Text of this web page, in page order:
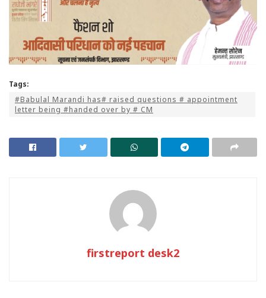
Tags:
#Babulal Marandi has# raised questions # appointment
letter being #handed over by # CM
firstreport desk2